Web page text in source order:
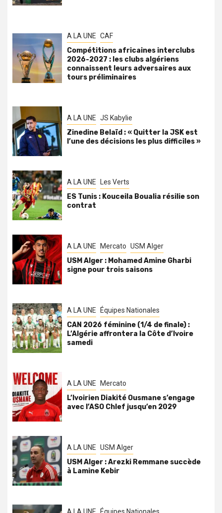
A LA UNE CAF
Compétitions africaines interclubs
2026-2027 : les clubs algériens
connaissent leurs adversaires aux
tours préliminaires
A LA UNE JS Kabylie
Zinedine Belaïd : « Quitter la JSK est
l’une des décisions les plus difficiles »
A LA UNE Les Verts
ES Tunis : Kouceila Boualia résilie son
contrat
A LA UNE Mercato USM Alger
USM Alger : Mohamed Amine Gharbi
signe pour trois saisons
A LA UNE Équipes Nationales
CAN 2026 féminine (1/4 de finale) :
L’Algérie affrontera la Côte d’Ivoire
samedi
A LA UNE Mercato
L’Ivoirien Diakité Ousmane s’engage
avec l’ASO Chlef jusqu’en 2029
A LA UNE USM Alger
USM Alger : Arezki Remmane succède
à Lamine Kebir